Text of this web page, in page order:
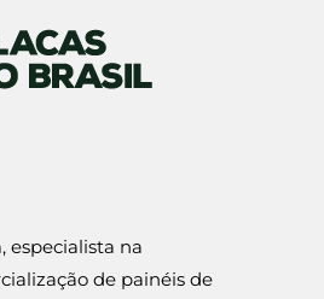
especialista na
de painéis de